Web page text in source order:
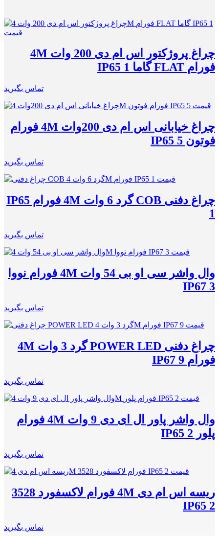
چراغ پروژکتور اس ام دی 200 وات 4M
فورام FLAT گاما IP65 1
تماس بگیرید
چراغ خیابانی اس ام دی 200وات 4M فورام
فوتون IP65 5
تماس بگیرید
چراغ دفنی COB گرد 6 وات 4M فورام IP65
1
تماس بگیرید
وال واشر سی او بی 54 وات 4M فورام نووا
IP67 3
تماس بگیرید
چراغ دفنی POWER LED گرد 3 وات 4M
فورام IP67 9
تماس بگیرید
وال واشر پاور ال ای دی 9 وات 4M فورام
پلور IP65 2
تماس بگیرید
ریسه اس ام دی 4M فورام لاکسفورد 3528
IP65 2
تماس بگیرید